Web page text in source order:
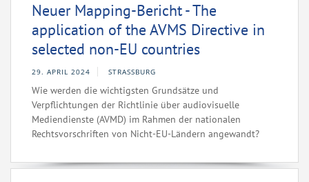
Neuer Mapping-Bericht - The
application of the AVMS Directive in
selected non-EU countries
29. APRIL 2024 STRASSBURG
Wie werden die wichtigsten Grundsätze und
Verpflichtungen der Richtlinie über audiovisuelle
Mediendienste (AVMD) im Rahmen der nationalen
Rechtsvorschriften von Nicht-EU-Ländern angewandt?